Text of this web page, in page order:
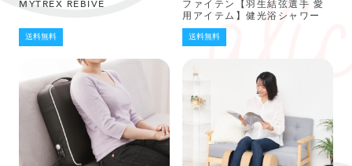
MYTREX REBIVE
送料無料
ファイテン【羽生結弦選手 愛
用アイテム】健光浴シャワー
送料無料